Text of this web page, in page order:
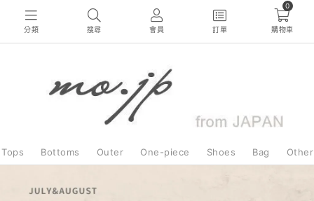
分類 搜尋 會員 訂單
0
購物車
Tops Bottoms Outer One-piece Shoes Bag Other